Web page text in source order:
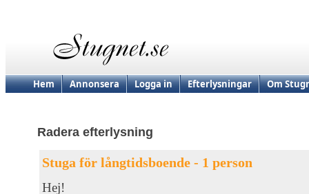
Hem Annonsera Logga in Efterlysningar Om
Radera efterlysning
Stuga för långtidsboende - 1 person
Hej!